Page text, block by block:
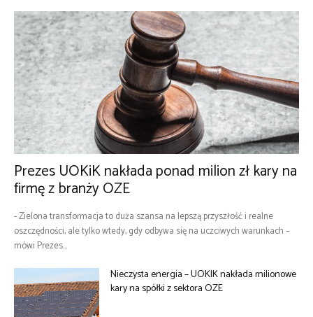
Prezes UOKiK nakłada ponad milion zł kary na
firmę z branży OZE
- Zielona transformacja to duża szansa na lepszą przyszłość i realne
oszczędności, ale tylko wtedy, gdy odbywa się na uczciwych warunkach –
mówi Prezes...
Nieczysta energia – UOKIK nakłada milionowe
kary na spółki z sektora OZE